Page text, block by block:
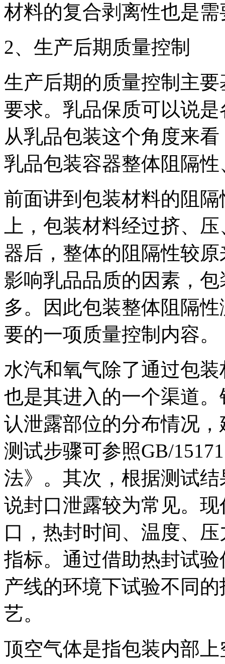
材料的复合剥离性也是
2、生产后期质量控制
生产后期的质量控制主
要求。乳品保质可以说
从乳品包装这个角度来
乳品包装容器整体阻隔
前面讲到包装材料的阻
上，包装材料经过挤、
器后，整体的阻隔性较
影响乳品品质的因素，
多。因此包装整体阻隔
要的一项质量控制内容。
水汽和氧气除了通过包
也是其进入的一个渠道
认泄露部位的分布情况
测试步骤可参照GB/
法》。其次，根据测试
说封口泄露较为常见。
口，热封时间、温度、
指标。通过借助热封试
产线的环境下试验不同
艺。
顶空气体是指包装内部